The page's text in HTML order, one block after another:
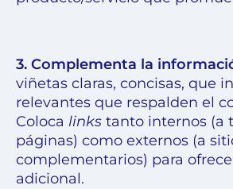
3. Complementa la
viñetas claras, concisas, que
relevantes que respalden el
Coloca links tanto internos (a
páginas) como externos (a
complementarios) para
adicional.